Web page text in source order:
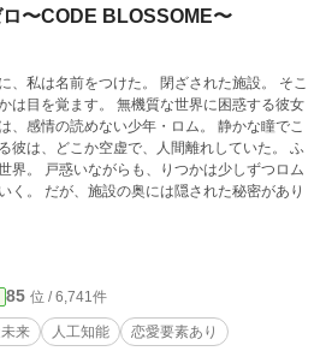
〜CODE BLOSSOME〜
前をつけた。 閉ざされた施設。 そこ
は目を覚ます。 無機質な世界に困惑する彼女
、感情の読めない少年・ロム。 静かな瞳でこ
彼は、どこか空虚で、人間離れしていた。 ふ
界。 戸惑いながらも、りつかは少しずつロム
れた秘密があり
85 位 / 6,741件
来 人工知能 恋愛要素あり